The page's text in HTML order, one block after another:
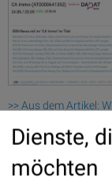
>> Aus dem Artikel:
home.com und
Gesprächsstoff
Deutsche Telekom
Dienste,
möchten